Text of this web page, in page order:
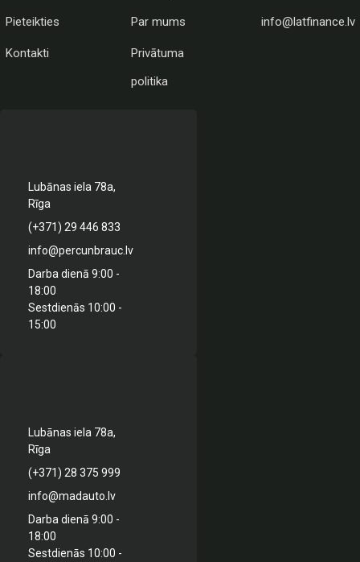
Pieteikties Par mums info@latfinance.lv
Kontakti
Privātuma
politika
Lubānas iela 78a,
Rīga
(+371) 29 446 833
info@percunbrauc.lv
Darba dienā 9:00 -
18:00
Sestdienās 10:00 -
15:00
Lubānas iela 78a,
Rīga
(+371) 28 375 999
info@madauto.lv
Darba dienā 9:00 -
18:00
Sestdienās 10:00 -